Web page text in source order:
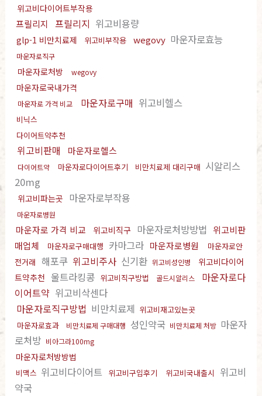
위고비다이어트부작용
프릴리지 프릴리지 위고비용량
glp-1 비만치료제 위고비부작용 wegovy 마운자로효능
마운자로직구
마운자로처방 wegovy
마운자로국내가격
마운자로 가격 비교 마운자로구매 위고비헬스
비닉스
다이어트약추천
위고비판매 마운자로헬스
다이어트약 마운자로다이어트후기 비만치료제 대리구매 시알리스
20mg
위고비파는곳 마운자로부작용
마운자로병원
마운자로 가격 비교 위고비직구 마운자로처방방법
위고비판
매업체
마운자로구매대행 카마그라 마운자로병원
마운자로안
전거래 해포쿠 위고비주사 신기환 위고비성인병
위고비다이어
트약추천 울트라킹콩 위고비직구방법 골드시알리스
마운자로다
이어트약 위고비삭센다
마운자로직구방법 비만치료제 위고비재고있는곳
마운자로효과
비만치료제 구매대행 성인약국 비만치료제 처방 마운자
로처방 비아그라100mg
마운자로처방방법
비맥스 위고비다이어트 위고비구입후기 위고비국내출시
위고비
약국